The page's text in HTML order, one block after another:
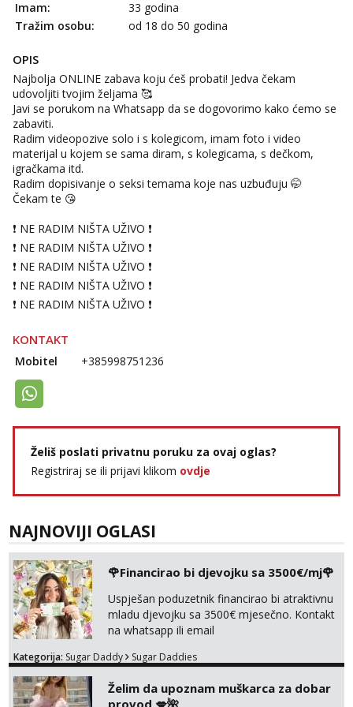
Razgovaram :)
064/677-677 - Kod: #128
Ivančica
Čekam tvoj poziv!
tel:0,93€ - mob:1,12€ min
Čekam tvoj poziv!
tel:0,93€ - mob:1,12€ min
Anđela
Čekam tvoj poziv!
Tel: 064/677-677
tel:0,93€ - mob:1,12€ min
Imam:
33 godina
Tražim osobu:
od 18 do 50 godina
OPIS
Najbolja ONLINE zabava koju ćeš probati! Jedva čekam
udovoljiti tvojim željama 🥰
Javi se porukom na Whatsapp da se dogovorimo kako ćemo se
zabaviti.
Radim videopozive solo i s kolegicom, imam foto i video
materijal u kojem se sama diram, s kolegicama, s dečkom,
igračkama itd.
Radim dopisivanje o seksi temama koje nas uzbuđuju 🤭
Čekam te 😘
❗ NE RADIM NIŠTA UŽIVO ❗
❗ NE RADIM NIŠTA UŽIVO ❗
❗ NE RADIM NIŠTA UŽIVO ❗
❗ NE RADIM NIŠTA UŽIVO ❗
❗ NE RADIM NIŠTA UŽIVO ❗
KONTAKT
Mobitel +385998751236
Želiš poslati privatnu poruku za ovaj oglas?
Registriraj se ili prijavi klikom ovdje
NAJNOVIJI OGLASI
🌹Financirao bi djevojku sa 3500€/mj🌹
Uspješan poduzetnik financirao bi atraktivnu
mladu djevojku sa 3500€ mjesečno. Kontakt
na whatsapp ili email
Kategorija: Sugar Daddy Sugar Daddies
Želim da upoznam muškarca za dobar
provod 💋🌺